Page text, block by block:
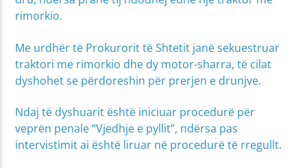
rimorkio.
Me urdhër të Prokurorit të Shtetit janë sekuestruar
traktori me rimorkio dhe dy motor-sharra, të cilat
dyshohet se përdoreshin për prerjen e drunjve.
Ndaj të dyshuarit është iniciuar procedurë për
veprën penale “Vjedhje e pyllit”, ndërsa pas
intervistimit ai është liruar në procedurë të rregullt.